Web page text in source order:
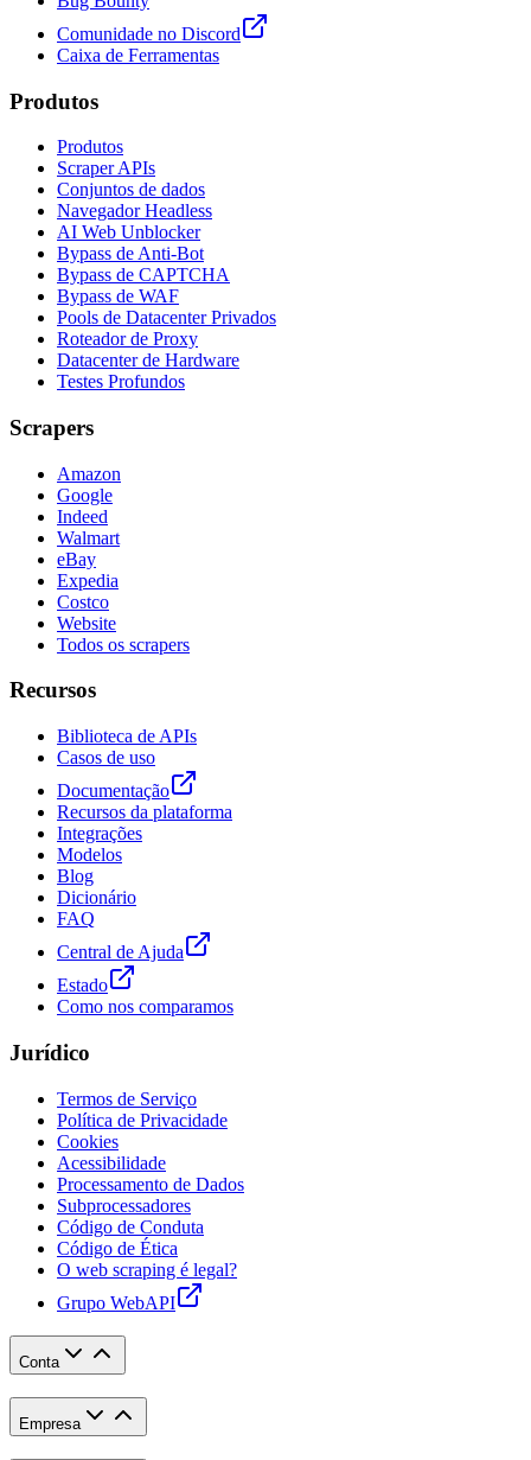
Comunidade no Discord
Caixa de Ferramentas
Produtos
Produtos
Scraper APIs
Conjuntos de dados
Navegador Headless
AI Web Unblocker
Bypass de Anti-Bot
Bypass de CAPTCHA
Bypass de WAF
Pools de Datacenter Privados
Roteador de Proxy
Datacenter de Hardware
Testes Profundos
Scrapers
Amazon
Google
Indeed
Walmart
eBay
Expedia
Costco
Website
Todos os scrapers
Recursos
Biblioteca de APIs
Casos de uso
Documentação
Recursos da plataforma
Integrações
Modelos
Blog
Dicionário
FAQ
Central de Ajuda
Estado
Como nos comparamos
Jurídico
Termos de Serviço
Política de Privacidade
Cookies
Acessibilidade
Processamento de Dados
Subprocessadores
Código de Conduta
Código de Ética
O web scraping é legal?
Grupo WebAPI
Conta
Empresa